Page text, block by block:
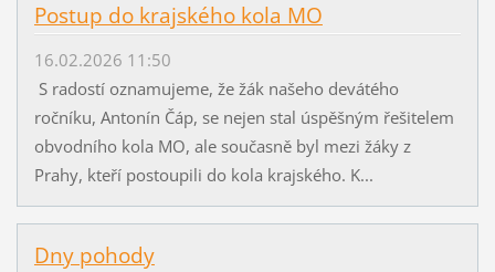
Postup do krajského kola MO
16.02.2026 11:50
S radostí oznamujeme, že žák našeho devátého
ročníku, Antonín Čáp, se nejen stal úspěšným řešitelem
obvodního kola MO, ale současně byl mezi žáky z
Prahy, kteří postoupili do kola krajského. K...
Dny pohody